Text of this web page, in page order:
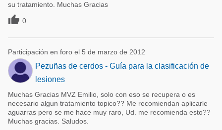
su tratamiento. Muchas Gracias
 0
Participación en foro el 5 de marzo de 2012
Pezuñas de cerdos - Guía para la clasificación de
lesiones
Muchas Gracias MVZ Emilio, solo con eso se recupera o es
necesario algun tratamiento topico?? Me recomiendan aplicarle
aguarras pero se me hace muy raro, Ud. me recomienda esto??
Muchas gracias. Saludos.